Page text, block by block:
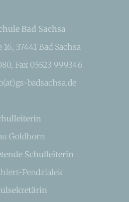
Bad Sachsa
37441 Bad Sachsa
Fax 05523 999346
badsachsa.de
Goldhorn
Schulleiterin
Pendzialek